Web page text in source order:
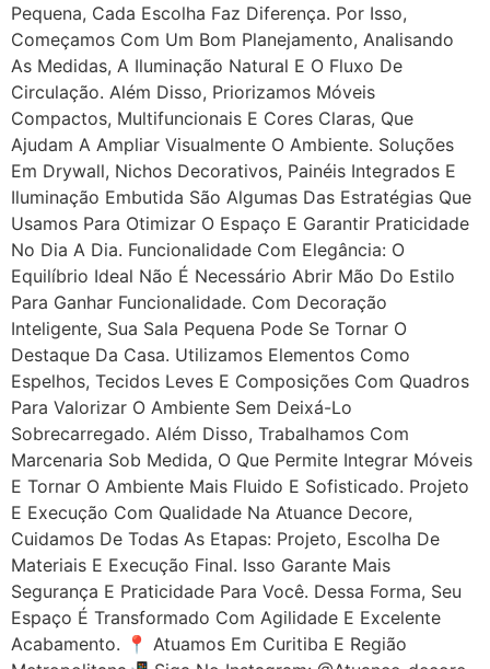
Pequena, Cada Escolha Faz Diferença. Por Isso,
Começamos Com Um Bom Planejamento, Analisando
As Medidas, A Iluminação Natural E O Fluxo De
Circulação. Além Disso, Priorizamos Móveis
Compactos, Multifuncionais E Cores Claras, Que
Ajudam A Ampliar Visualmente O Ambiente. Soluções
Em Drywall, Nichos Decorativos, Painéis Integrados E
Iluminação Embutida São Algumas Das Estratégias Que
Usamos Para Otimizar O Espaço E Garantir Praticidade
No Dia A Dia. Funcionalidade Com Elegância: O
Equilíbrio Ideal Não É Necessário Abrir Mão Do Estilo
Para Ganhar Funcionalidade. Com Decoração
Inteligente, Sua Sala Pequena Pode Se Tornar O
Destaque Da Casa. Utilizamos Elementos Como
Espelhos, Tecidos Leves E Composições Com Quadros
Para Valorizar O Ambiente Sem Deixá-Lo
Sobrecarregado. Além Disso, Trabalhamos Com
Marcenaria Sob Medida, O Que Permite Integrar Móveis
E Tornar O Ambiente Mais Fluido E Sofisticado. Projeto
E Execução Com Qualidade Na Atuance Decore,
Cuidamos De Todas As Etapas: Projeto, Escolha De
Materiais E Execução Final. Isso Garante Mais
Segurança E Praticidade Para Você. Dessa Forma, Seu
Espaço É Transformado Com Agilidade E Excelente
Acabamento. 📍 Atuamos Em Curitiba E Região